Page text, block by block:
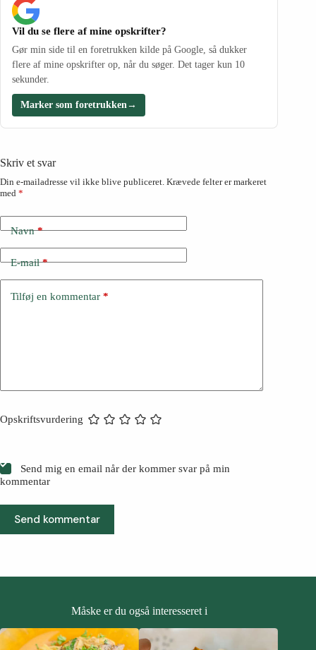
Vil du se flere af mine opskrifter?
Gør min side til en foretrukken kilde på Google, så dukker
flere af mine opskrifter op, når du søger. Det tager kun 10
sekunder.
Marker som foretrukken →
Skriv et svar
Din e-mailadresse vil ikke blive publiceret. Krævede felter er markeret
med *
Navn*
E-mail*
Tilføj en kommentar *
Opskriftsvurdering
Send mig en email når der kommer svar på min
kommentar
Send kommentar
Måske er du også interesseret i